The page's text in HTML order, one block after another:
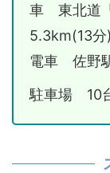
車 東北道
5.3km(13分)
電車 佐野
駐車場 10